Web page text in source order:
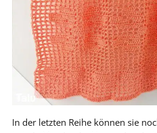
In der letzten Reihe können sie